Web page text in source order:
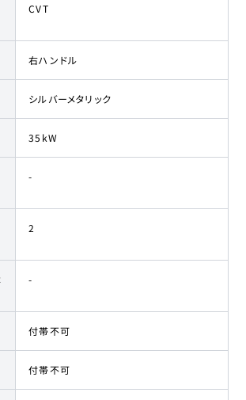
CVT
右ハンドル
シルバーメタリック
35kW
-
2
-
付帯不可
付帯不可